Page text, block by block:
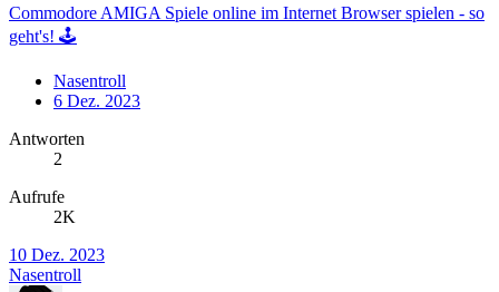
Commodore AMIGA Spiele online im Internet Browser spielen - so
geht's! 🕹️
Nasentroll
6 Dez. 2023
Antworten
2
Aufrufe
2K
10 Dez. 2023
Nasentroll